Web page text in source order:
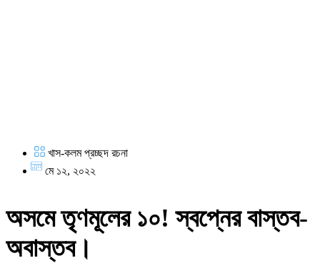
খাস-কলম প্রচ্ছদ রচনা
মে ১২, ২০২২
অসমে তৃণমূলের ১০! স্বপ্নের বাস্তব-
অবাস্তব।